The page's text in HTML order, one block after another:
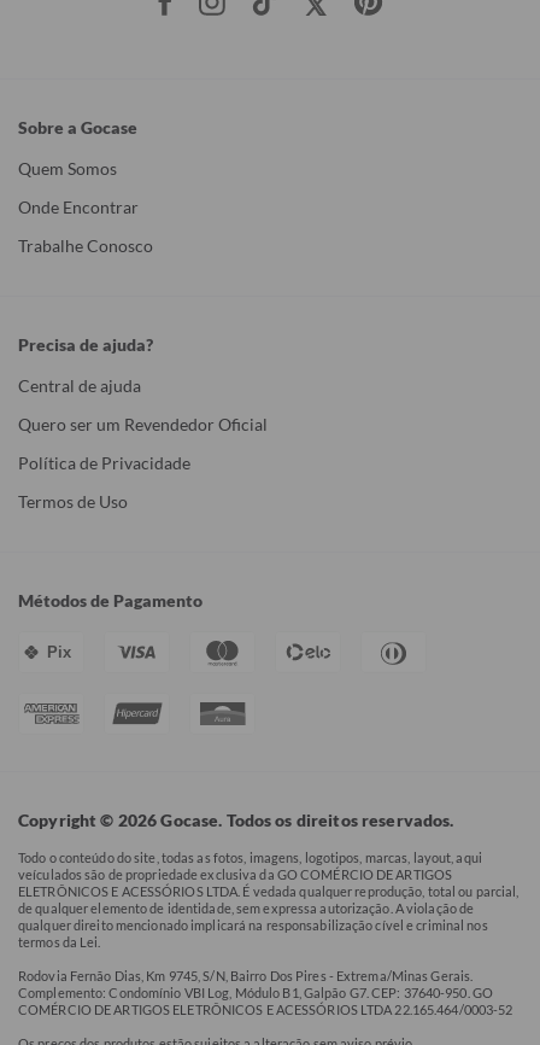
Sobre a Gocase
Quem Somos
Onde Encontrar
Trabalhe Conosco
Precisa de ajuda?
Central de ajuda
Quero ser um Revendedor Oficial
Política de Privacidade
Termos de Uso
Métodos de Pagamento
Pix
Copyright © 2026 Gocase. Todos os direitos reservados.
Todo o conteúdo do site, todas as fotos, imagens, logotipos, marcas, layout, aqui
veículados são de propriedade exclusiva da GO COMÉRCIO DE ARTIGOS
ELETRÔNICOS E ACESSÓRIOS LTDA. É vedada qualquer reprodução, total ou parcial,
de qualquer elemento de identidade, sem expressa autorização. A violação de
qualquer direito mencionado implicará na responsabilização cível e criminal nos
termos da Lei.
Rodovia Fernão Dias, Km 9745, S/N, Bairro Dos Pires - Extrema/Minas Gerais.
Complemento: Condomínio VBI Log, Módulo B1, Galpão G7. CEP: 37640-950. GO
COMÉRCIO DE ARTIGOS ELETRÔNICOS E ACESSÓRIOS LTDA 22.165.464/0003-52